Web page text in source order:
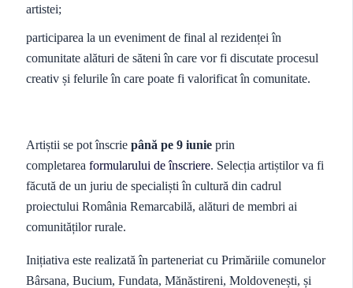
artistei;
participarea la un eveniment de final al rezidenței în
comunitate alături de săteni în care vor fi discutate procesul
creativ și felurile în care poate fi valorificat în comunitate.
Artiștii se pot înscrie până pe 9 iunieprin
completarea formularului de înscriere. Selecția artiștilor va fi
făcută de un juriu de specialiști în cultură din cadrul
proiectului România Remarcabilă, alături de membri ai
comunităților rurale.
Inițiativa este realizată în parteneriat cu Primăriile comunelor
Bârsana, Bucium, Fundata, Mănăstireni, Moldovenești, și